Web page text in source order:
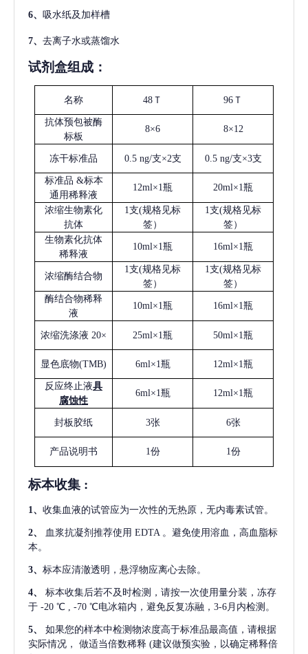
6、 吸水纸及加样槽
7、 去离子水或蒸馏水
试剂盒组成：
名称 48Ｔ 96Ｔ
抗体预包被酶
标板
8×6 8×12
冻干标准品 0.5 ng/支×2支 0.5 ng/支×3支
标准品 &标本
通用稀释液
12ml×1瓶 20ml×1瓶
浓缩生物素化
抗体
1支(规格见标
签）
1支(规格见标
签）
生物素化抗体
稀释液
10ml×1瓶 16ml×1瓶
浓缩酶结合物
1支(规格见标
签）
1支(规格见标
签）
酶结合物稀释
液
10ml×1瓶 16ml×1瓶
浓缩洗涤液 20× 25ml×1瓶 50ml×1瓶
显色底物(TMB) 6ml×1瓶 12ml×1瓶
反应终止液具
腐蚀性
6ml×1瓶 12ml×1瓶
封板胶纸 3张 6张
产品说明书 1份 1份
标本收集 :
1 、 收集血液的试管应为一次性的无热原，无内毒素试管。
2、 血浆抗凝剂推荐使用 EDTA 。避免使用溶血，高血脂标
本。
3、 标本应清澈透明，悬浮物应离心去除。
4、
标本收集后若不及时检测，请按一次使用量分装，冻存
于 -20 ℃ , -70 ℃电冰箱内，避免反复冻融，3-6月内检测。
5、
如果您的样本中检测物浓度高于标准品最高值，请根据
实际情况，
做适当倍数稀释 (建议做预实验，以确定稀释倍